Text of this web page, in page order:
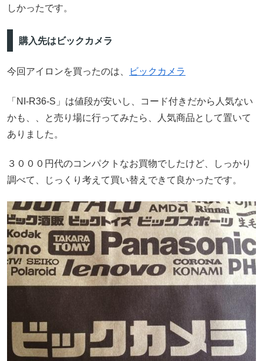
しかったです。
購入先はビックカメラ
今回アイロンを買ったのは、 ビックカメラ
「NI-R36-S」は値段が安いし、コード付きだから人気ない
かも、、と売り場に行ってみたら、人気商品として置いて
ありました。
３０００円代のコンパクトなお買物でしたけど、しっかり
調べて、じっくり考えて買い替えできて良かったです。